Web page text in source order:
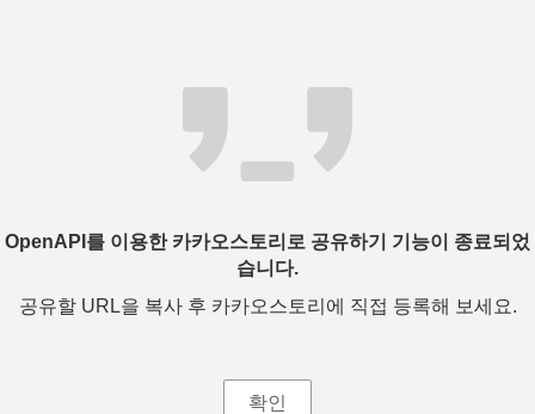
OpenAPI를 이용한 카카오스토리로 공유하기 기능이 종료되었
습니다.
공유할 URL을 복사 후 카카오스토리에 직접 등록해 보세요.
확인